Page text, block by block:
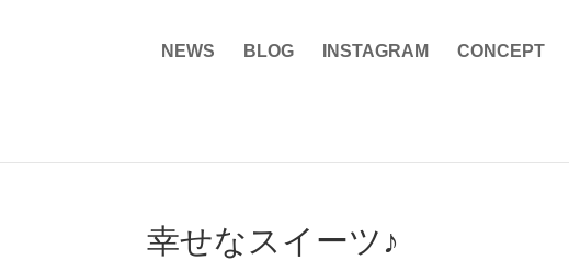
NEWS BLOG INSTAGRAM CONCEPT
幸せなスイーツ♪